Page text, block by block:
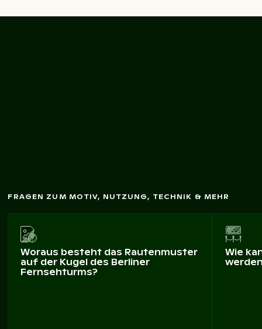
FRAGEN ZUM MOTIV, NUTZUNG, TECHNIK & MEHR
Woraus besteht das Rautenmuster
auf der Kugel des Berliner
Fernsehturms?
Wie